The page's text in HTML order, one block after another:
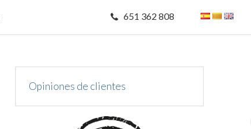
651 362 808
Opiniones de clientes